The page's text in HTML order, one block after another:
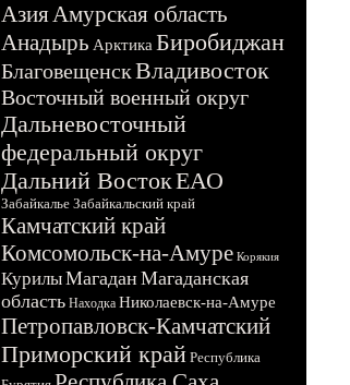
АзияАмурская область
Анадырь Арктика Биробиджан
БлаговещенскВладивосток
Восточный военный округ
Дальневосточный
федеральный округ
Дальний ВостокЕАО
Забайкалье Забайкальский край
Камчатский край
Комсомольск-на-Амуре Корякия
КурилыМагадан Магаданская
область Находка Николаевск-на-Амуре
Петропавловск-Камчатский
Приморский край Республика